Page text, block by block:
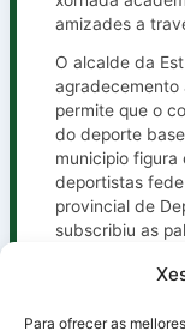
Para ofrecer as
amizades a
O alcalde da
agradecemento
permite que o
do deporte
municipio figura
deportistas
provincial de
subscribiu as